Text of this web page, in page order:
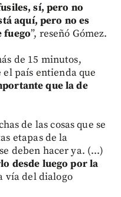
sí, pero no
aquí, pero no es
fuego”, reseñó Gómez.
de 15 minutos,
país entienda que
que la de
de las cosas que se
etapas de la
deben hacer ya. (...)
desde luego por la
vía del dialogo